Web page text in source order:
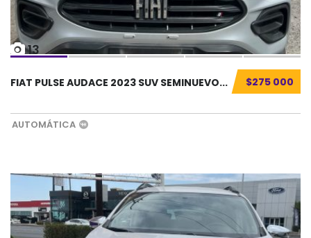
13
$275 000
FIAT PULSE AUDACE 2023 SUV SEMINUEVO...
AUTOMÁTICA